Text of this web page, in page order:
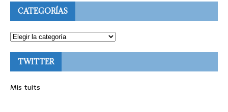
CATEGORÍAS
TWITTER
Mis tuits